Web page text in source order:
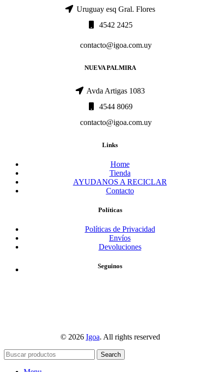
Uruguay esq Gral. Flores
4542 2425
contacto@igoa.com.uy
NUEVA PALMIRA
Avda Artigas 1083
4544 8069
contacto@igoa.com.uy
Links
Home
Tienda
AYUDANOS A RECICLAR
Contacto
Políticas
Políticas de Privacidad
Envíos
Devoluciones
Seguinos
© 2026 Igoa. All rights reserved
Search